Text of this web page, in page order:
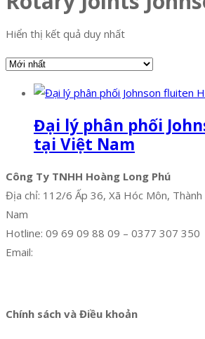
Hiển thị kết quả duy nhất
Đại lý phân phối
tại Việt Nam
Công Ty TNHH Hoàng Long Phú
Địa chỉ: 112/6 Ấp 36, Xã Hóc Môn, Thành
Nam
Hotline: 09 69 09 88 09 – 0377 307 350
Email:
Chính sách và Điều khoản